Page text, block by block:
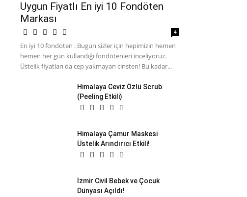
Uygun Fiyatlı En iyi 10 Fondöten
Markası
4
En iyi 10 fondöten : Bugün sizler için hepimizin hemen
hemen her gün kullandığı fondötenleri inceliyoruz.
Üstelik fiyatları da cep yakmayan cinsten! Bu kadar...
Himalaya Ceviz Özlü Scrub
(Peeling Etkili)
Himalaya Çamur Maskesi
Üstelik Arındırıcı Etkili!
İzmir Civil Bebek ve Çocuk
Dünyası Açıldı!